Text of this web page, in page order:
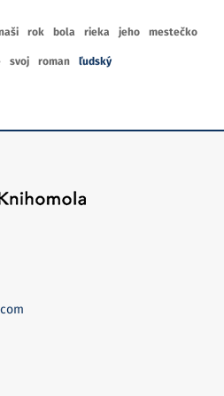
rok bola rieka jeho mestečko
svoj roman ľudský